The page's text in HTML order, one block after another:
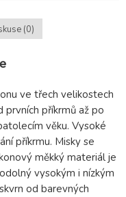
(0)
ve třech velikostech
příkrmů až po
věku. Vysoké
příkrmu. Misky se
měkký materiál je
vysokým i nízkým
od barevných